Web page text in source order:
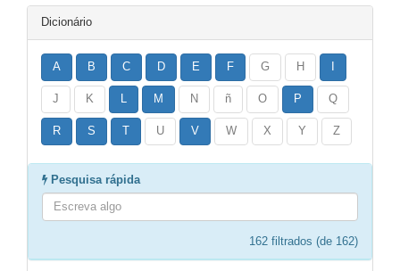
Dicionário
A B C D E F G H
J K M N ñ O P Q
R S T U V W X Y Z
Pesquisa rápida
162 filtrados (de 162)